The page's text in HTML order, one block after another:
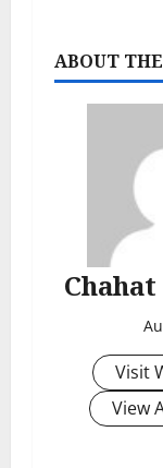
ABOUT
Visit
View